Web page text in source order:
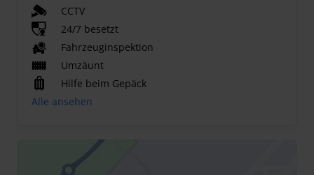
CCTV
24/7 besetzt
Fahrzeuginspektion
Umzäunt
Hilfe beim Gepäck
Alle ansehen